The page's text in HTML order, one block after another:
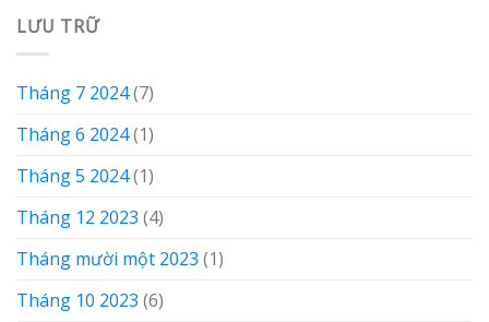
LƯU TRỮ
Tháng 7 2024(7)
Tháng 6 2024(1)
Tháng 5 2024(1)
Tháng 12 2023 (4)
Tháng mười một 2023 (1)
Tháng 10 2023 (6)